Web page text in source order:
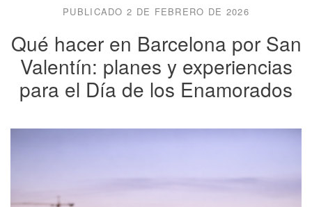
PUBLICADO 2 DE FEBRERO DE 2026
Qué hacer en Barcelona por San
Valentín: planes y experiencias
para el Día de los Enamorados